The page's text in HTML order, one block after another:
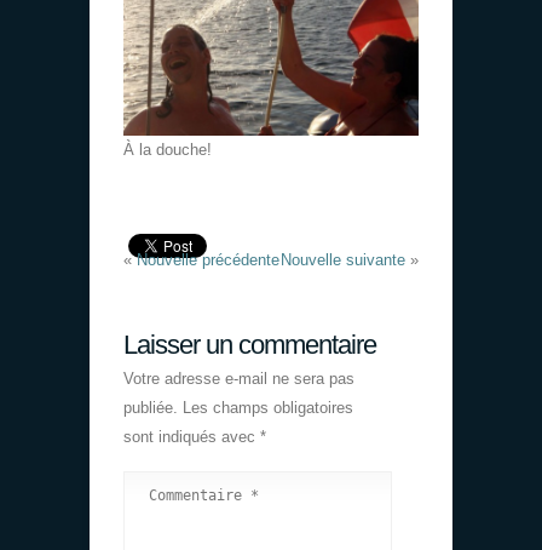
À la douche!
«Nouvelle précédente Nouvelle suivante »
Laisser un commentaire
Votre adresse e-mail ne sera pas
publiée.
Les champs obligatoires
sont indiqués avec *